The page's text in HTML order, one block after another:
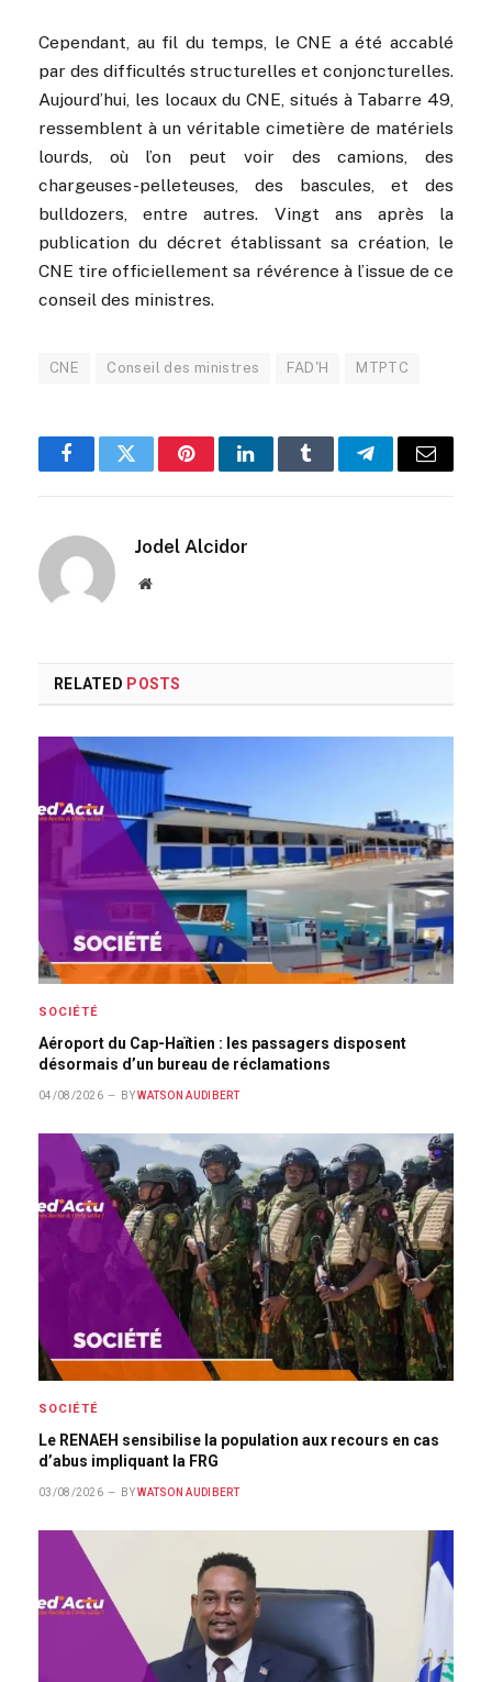
Cependant, au fil du temps, le CNE a été accablé
par des difficultés structurelles et conjoncturelles.
Aujourd’hui, les locaux du CNE, situés à Tabarre 49,
ressemblent à un véritable cimetière de matériels
lourds, où l’on peut voir des camions, des
chargeuses-pelleteuses, des bascules, et des
bulldozers, entre autres. Vingt ans après la
publication du décret établissant sa création, le
CNE tire officiellement sa révérence à l’issue de ce
conseil des ministres.
CNE Conseil des ministres FAD'H MTPTC
FacebookTwitterPinterestLinkedInTumblrTelegramEmail
Jodel Alcidor
Website
RELATED POSTS
SOCIÉTÉ
Aéroport du Cap-Haïtien : les passagers disposent
désormais d’un bureau de réclamations
04/08/2026 BY WATSON AUDIBERT
SOCIÉTÉ
Le RENAEH sensibilise la population aux recours en cas
d’abus impliquant la FRG
03/08/2026 BY WATSON AUDIBERT